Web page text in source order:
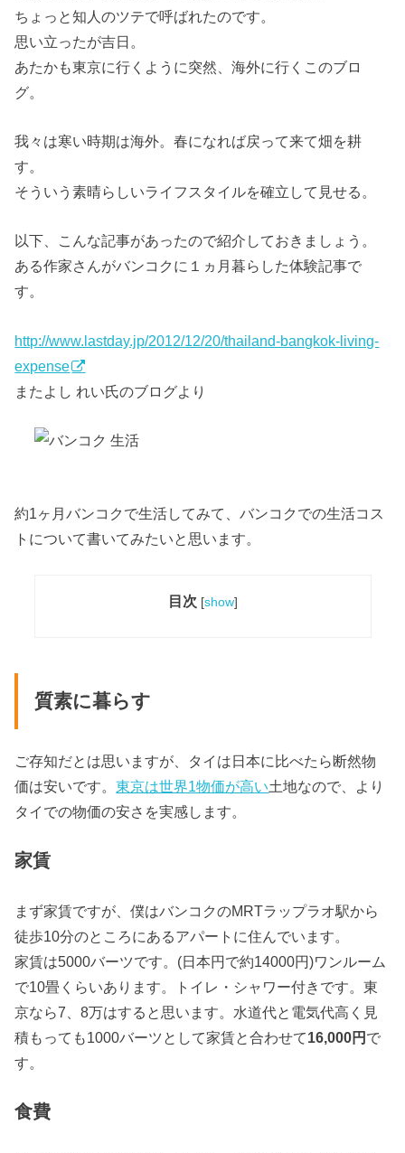
ちょっと知人のツテで呼ばれたのです。
思い立ったが吉日。
あたかも東京に行くように突然、海外に行くこのブロ
グ。
我々は寒い時期は海外。春になれば戻って来て畑を耕
す。
そういう素晴らしいライフスタイルを確立して見せる。
以下、こんな記事があったので紹介しておきましょう。
ある作家さんがバンコクに１ヵ月暮らした体験記事で
す。
http://www.lastday.jp/2012/12/20/thailand-bangkok-living-
expense
またよし れい氏のブログより
約1ヶ月バンコクで生活してみて、バンコクでの生活コス
トについて書いてみたいと思います。
目次 [show]
質素に暮らす
ご存知だとは思いますが、タイは日本に比べたら断然物
価は安いです。東京は世界1物価が高い土地なので、より
タイでの物価の安さを実感します。
家賃
まず家賃ですが、僕はバンコクのMRTラップラオ駅から
徒歩10分のところにあるアパートに住んでいます。
家賃は5000バーツです。(日本円で約14000円)ワンルーム
で10畳くらいあります。トイレ・シャワー付きです。東
京なら7、8万はすると思います。水道代と電気代高く見
積もっても1000バーツとして家賃と合わせて16,000円 で
す。
食費